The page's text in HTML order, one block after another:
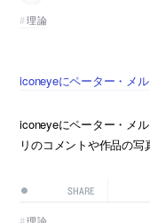
理論
iconeyeにペーター・メ
iconeyeにペーター・メ
リのコメントや作品の写
SHARE